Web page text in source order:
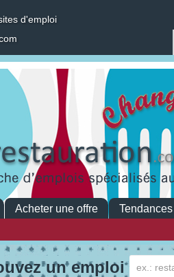
d'emploi
Acheter une offre Tendances
un emploi